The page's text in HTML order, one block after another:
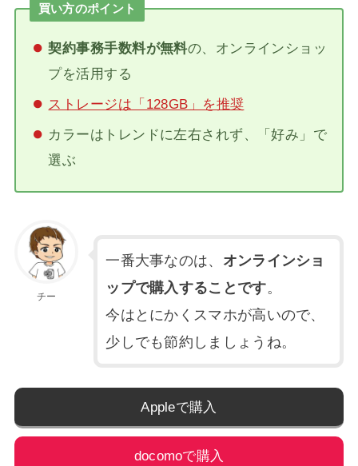
買い方のポイント
契約事務手数料が無料の、オンラインショッ
プを活用する
ストレージは「128GB」を推奨
カラーはトレンドに左右されず、「好み」で
選ぶ
チー
一番大事なのは、 オンラインショ
ップで購入することです。
今はとにかくスマホが高いので、
少しでも節約しましょうね。
Appleで購入
docomoで購入